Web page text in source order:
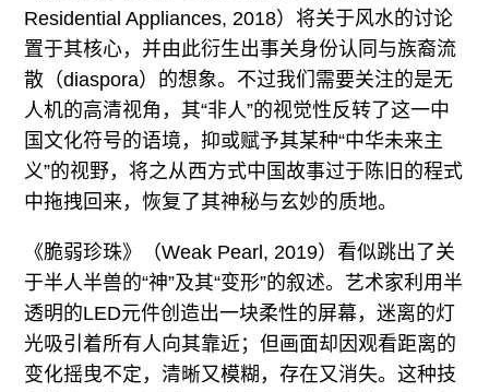
Residential Appliances, 2018）将关于风水的讨论
置于其核心，并由此衍生出事关身份认同与族裔流
散（diaspora）的想象。不过我们需要关注的是无
人机的高清视角，其“非人”的视觉性反转了这一中
国文化符号的语境，抑或赋予其某种“中华未来主
义”的视野，将之从西方式中国故事过于陈旧的程式
中拖拽回来，恢复了其神秘与玄妙的质地。
《脆弱珍珠》（Weak Pearl, 2019）看似跳出了关
于半人半兽的“神”及其“变形”的叙述。艺术家利用半
透明的LED元件创造出一块柔性的屏幕，迷离的灯
光吸引着所有人向其靠近；但画面却因观看距离的
变化摇曳不定，清晰又模糊，存在又消失。这种技